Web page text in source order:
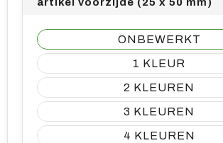
artikel voorzijde (25 x 50 mm)
ONBEWERKT
1
2
3
4